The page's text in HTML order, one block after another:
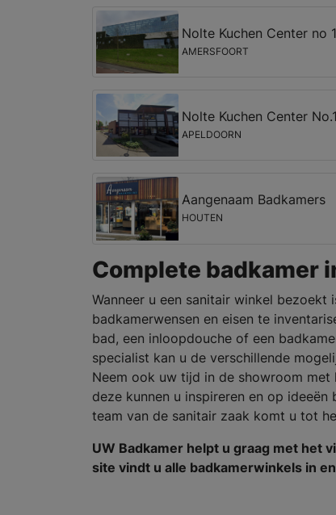
Nolte Kuchen Center no 1
AMERSFOORT
Nolte Kuchen Center No.1
APELDOORN
Aangenaam Badkamers
HOUTEN
Complete badkamer
Wanneer u een sanitair winkel
badkamerwensen en eisen te
bad, een inloopdouche of een
specialist kan u de verschillende
Neem ook uw tijd in de showroom
deze kunnen u inspireren en op
team van de sanitair zaak komt u tot
UW Badkamer helpt u graag met het
site vindt u alle badkamerwinkels in